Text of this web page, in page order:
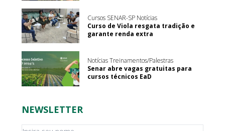
Cursos SENAR-SP Notícias
Curso de Viola resgata tradição e
garante renda extra
Notícias Treinamentos/Palestras
Senar abre vagas gratuitas para
cursos técnicos EaD
NEWSLETTER